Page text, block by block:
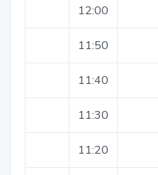
12:00
11:50
11:40
11:30
11:20